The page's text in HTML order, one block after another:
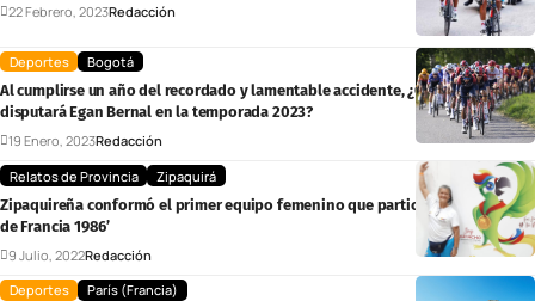
22 Febrero, 2023Redacción
Deportes
Bogotá
Al cumplirse un año del recordado y lamentable accidente, ¿Qué carreras
disputará Egan Bernal en la temporada 2023?
19 Enero, 2023Redacción
Relatos de Provincia
Zipaquirá
Zipaquireña conformó el primer equipo femenino que participó en el ‘Tour
de Francia 1986’
9 Julio, 2022Redacción
Deportes
París (Francia)